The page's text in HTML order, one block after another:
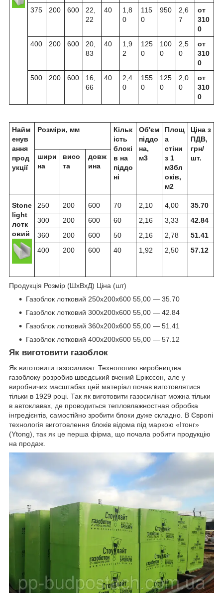
375
200 600
22,
22
40
1,8
0
115
0
950
2,6
7
от
310
0
400
200 600
20,
83
40
1,9
2
125
0
100
0
2,5
0
от
310
0
500
200 600
16,
66
40
2,4
0
155
0
125
0
2,0
0
от
310
0
Найм
енув
ання
прод
укції
Розміри, мм
Кільк
ість
блокі
в на
піддо
ні
Об'єм
піддо
на,
м3
Площ
а
стіни
з 1
м3бл
оків,
м2
Ціна з
ПДВ,
грн/
шт.
шири
на
висо
та
довж
ина
Stone
light
лотк
овий
250 200 600 70 2,10 4,00
35.70
300
200 600 60 2,16 3,33
42.84
360
200 600 50 2,16 2,78
51.41
400
200 600 40 1,92 2,50 57.12
Продукція Розмір (ШхВхД) Ціна (шт)
Газоблок лотковий 250х200х600 55,00 — 35.70
Газоблок лотковий 300х200х600 55,00 — 42.84
Газоблок лотковий 360х200х600 55,00 — 51.41
Газоблок лотковий 400х200х600 55,00 — 57.12
Як виготовити газоблок
Як виготовити газосиликат. Технологию виробництва
газоблоку розробив шведський вчений Ерікссон, але у
виробничих масштабах цей матеріал почав виготовлятися
тільки в 1929 році. Так як виготовити газосилікат можна тільки
в автоклавах, де проводиться тепловлажностная обробка
інгредієнтів, самостійно зробити блоки дуже складно. В Європі
технологія виготовлення блоків відома під маркою «Ітонг»
(Ytong), так як це перша фірма, що почала робити продукцію
на продаж.